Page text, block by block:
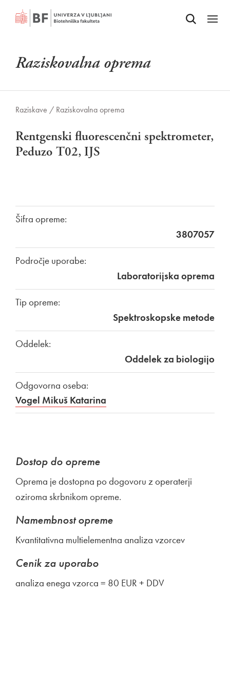
Odpri iskalnik
Odpri
Raziskovalna oprema
Raziskave / Raziskovalna oprema
Rentgenski fluorescenčni spektrometer,
Peduzo T02, IJS
Šifra opreme:
3807057
Področje uporabe:
Laboratorijska oprema
Tip opreme:
Spektroskopske metode
Oddelek:
Oddelek za biologijo
Odgovorna oseba:
Vogel Mikuš Katarina
Dostop do opreme
Oprema je dostopna po dogovoru z operaterji
oziroma skrbnikom opreme.
Namembnost opreme
Kvantitativna multielementna analiza vzorcev
Cenik za uporabo
analiza enega vzorca = 80 EUR + DDV